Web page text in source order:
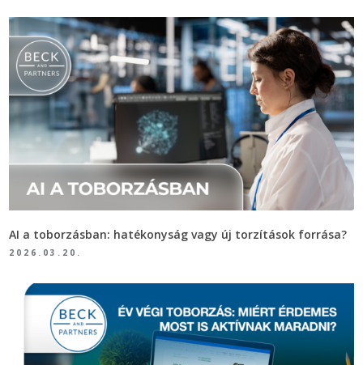
AI a toborzásban: hatékonyság vagy új torzítások forrása?
2026.03.20.